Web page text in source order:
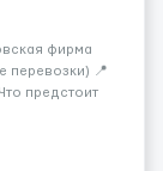
фирма
перевозки) 📍
предстоит
Погрузки и